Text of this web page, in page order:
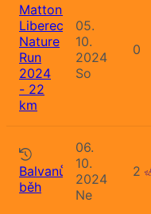
Mattoni
Liberec
Nature
Run
2024
- 22
km
05.
10.
2024
So
0
Balvanův
běh
06.
10.
2024
Ne
2